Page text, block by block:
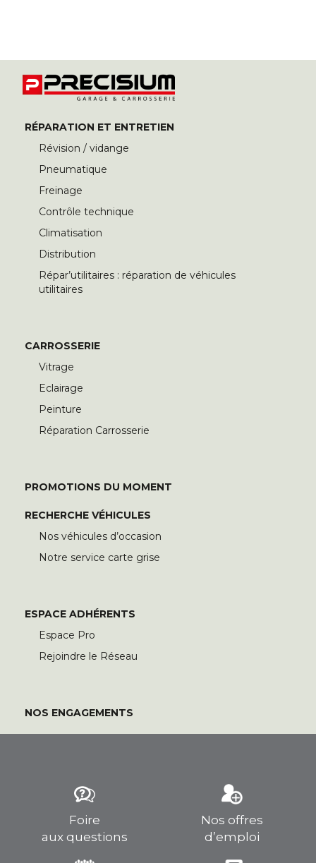
RÉPARATION ET ENTRETIEN
Révision / vidange
Pneumatique
Freinage
Contrôle technique
Climatisation
Distribution
Répar’utilitaires : réparation de véhicules
utilitaires
CARROSSERIE
Vitrage
Eclairage
Peinture
Réparation Carrosserie
PROMOTIONS DU MOMENT
RECHERCHE VÉHICULES
Nos véhicules d’occasion
Notre service carte grise
ESPACE ADHÉRENTS
Espace Pro
Rejoindre le Réseau
NOS ENGAGEMENTS
Foire
aux questions
Nos offres
d’emploi